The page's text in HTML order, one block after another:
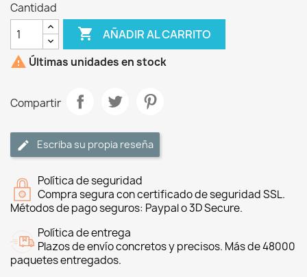
Cantidad
 AÑADIR AL CARRITO
 Últimas unidades en stock
Compartir
Escriba su propia reseña
Política de seguridad
Compra segura con certificado de seguridad SSL.
Métodos de pago seguros: Paypal o 3D Secure.
Política de entrega
Plazos de envío concretos y precisos. Más de 48000
paquetes entregados.